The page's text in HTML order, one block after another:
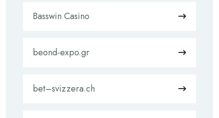
Basswin Casino
beond-expo.gr
bet–svizzera.ch